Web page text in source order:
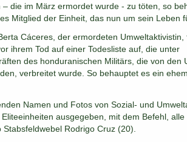
– die im März ermordet wurde - zu töten, so
Mitglied der Einheit, das nun um sein Leben
Cáceres, der ermordeten Umweltaktivistin,
ihrem Tod auf einer Todesliste auf, die unter
des honduranischen Militärs, die von den
verbreitet wurde. So behauptet es ein
Namen und Fotos von Sozial- und
ausgegeben, mit dem Befehl, alle
Stabsfeldwebel Rodrigo Cruz (20).